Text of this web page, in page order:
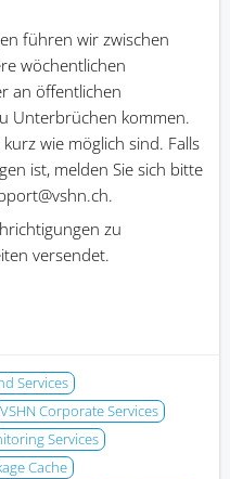
führen wir zwischen
wöchentlichen
an öffentlichen
Unterbrüchen kommen.
wie möglich sind. Falls
ist, melden Sie sich bitte
zu
versendet.
Services
VSHN Corporate Services
Services
Cache